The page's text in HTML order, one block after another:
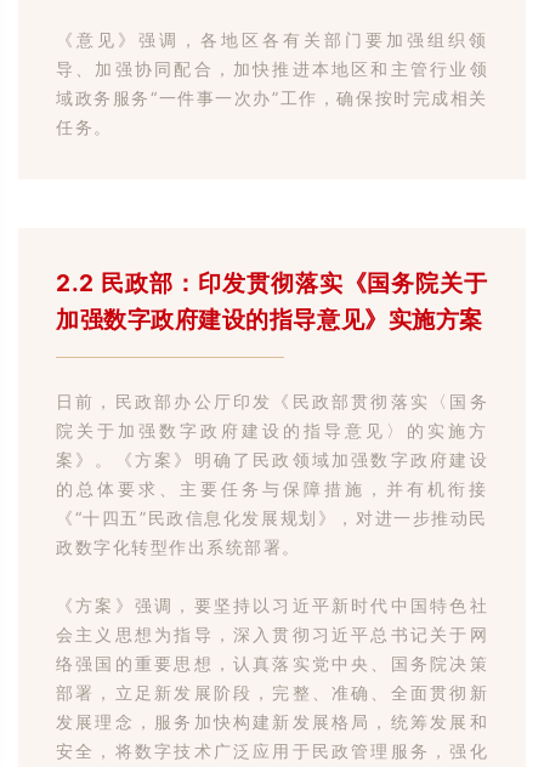
《意见》强调，各地区各有关部门要加强组织领
导、加强协同配合，加快推进本地区和主管行业领
域政务服务“一件事一次办”工作，确保按时完成相关
任务。
2.2 民政部：印发贯彻落实《国务院关于
加强数字政府建设的指导意见》实施方案
日前，民政部办公厅印发《民政部贯彻落实〈国务
院关于加强数字政府建设的指导意见〉的实施方
案》。《方案》明确了民政领域加强数字政府建设
的总体要求、主要任务与保障措施，并有机衔接
《“十四五”民政信息化发展规划》，对进一步推动民
政数字化转型作出系统部署。
《方案》强调，要坚持以习近平新时代中国特色社
会主义思想为指导，深入贯彻习近平总书记关于网
络强国的重要思想，认真落实党中央、国务院决策
部署，立足新发展阶段，完整、准确、全面贯彻新
发展理念，服务加快构建新发展格局，统筹发展和
安全，将数字技术广泛应用于民政管理服务，强化